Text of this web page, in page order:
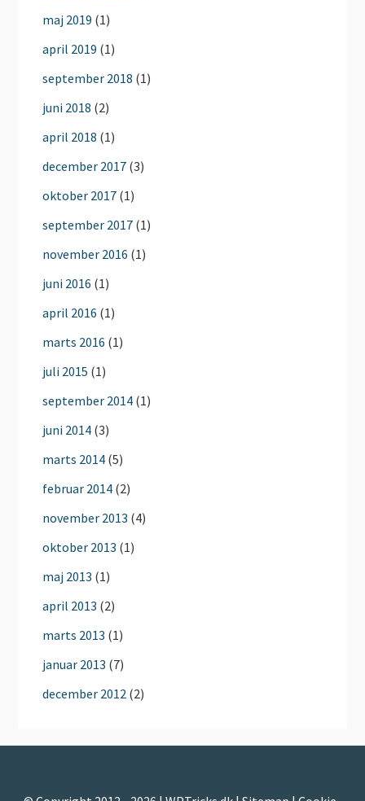
maj 2019 (1)
april 2019 (1)
september 2018 (1)
juni 2018 (2)
april 2018 (1)
december 2017 (3)
oktober 2017 (1)
september 2017 (1)
november 2016 (1)
juni 2016 (1)
april 2016 (1)
marts 2016 (1)
juli 2015 (1)
september 2014 (1)
juni 2014 (3)
marts 2014 (5)
februar 2014 (2)
november 2013 (4)
oktober 2013 (1)
maj 2013 (1)
april 2013 (2)
marts 2013 (1)
januar 2013 (7)
december 2012 (2)